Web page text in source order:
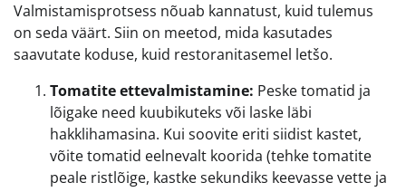
Valmistamisprotsess nõuab kannatust, kuid tulemus
on seda väärt. Siin on meetod, mida kasutades
saavutate koduse, kuid restoranitasemel letšo.
Tomatite ettevalmistamine: Peske tomatid ja
lõigake need kuubikuteks või laske läbi
hakklihamasina. Kui soovite eriti siidist kastet,
võite tomatid eelnevalt koorida (tehke tomatite
peale ristlõige, kastke sekundiks keevasse vette ja